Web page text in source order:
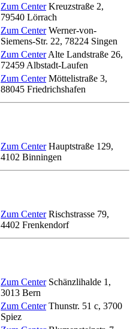
Zum Center Kreuzstraße 2,
79540 Lörrach
Zum Center Werner-von-
Siemens-Str. 22, 78224 Singen
Zum Center Alte Landstraße 26,
72459 Albstadt-Laufen
Zum Center Möttelistraße 3,
88045 Friedrichshafen
Zum Center Hauptstraße 129,
4102 Binningen
Zum Center Rischstrasse 79,
4402 Frenkendorf
Zum Center Schänzlihalde 1 ,
3013 Bern
Zum Center Thunstr. 51 c, 3700
Spiez